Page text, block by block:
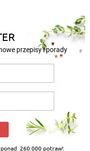
przepisy i porady
260 000 potraw!